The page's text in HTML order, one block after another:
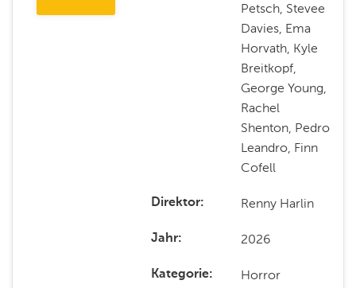
Petsch, Stevee
Davies, Ema
Horvath, Kyle
Breitkopf,
George Young,
Rachel
Shenton, Pedro
Leandro, Finn
Cofell
Direktor Renny Harlin
Jahr 2026
Kategorie Horror